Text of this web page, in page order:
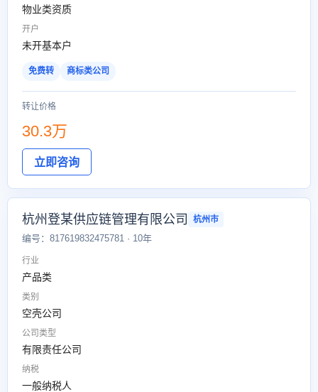
物业类资质
开户
未开基本户
免费转 商标类公司
转让价格
30.3万
立即咨询
杭州登某供应链管理有限公司 杭州市
编号：817619832475781 · 10年
行业
产品类
类别
空壳公司
公司类型
有限责任公司
纳税
一般纳税人